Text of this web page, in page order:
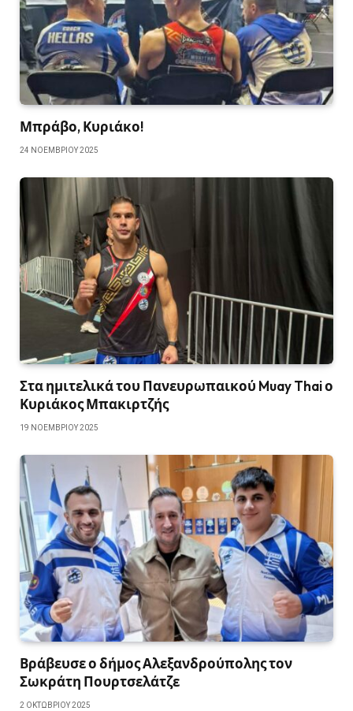
Μπράβο, Κυριάκο!
24 ΝΟΕΜΒΡΊΟΥ 2025
Στα ημιτελικά του Πανευρωπαικού Muay Thai ο
Κυριάκος Μπακιρτζής
19 ΝΟΕΜΒΡΊΟΥ 2025
Βράβευσε ο δήμος Αλεξανδρούπολης τον
Σωκράτη Πουρτσελάτζε
2 ΟΚΤΩΒΡΊΟΥ 2025